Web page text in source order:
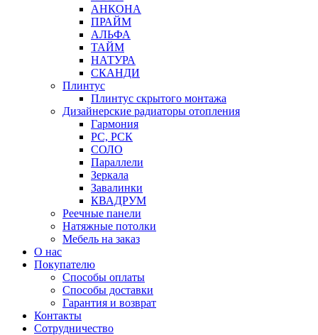
АНКОНА
ПРАЙМ
АЛЬФА
ТАЙМ
НАТУРА
СКАНДИ
Плинтус
Плинтус скрытого монтажа
Дизайнерские радиаторы отопления
Гармония
РС, РСК
СОЛО
Параллели
Зеркала
Завалинки
КВАДРУМ
Реечные панели
Натяжные потолки
Мебель на заказ
О нас
Покупателю
Способы оплаты
Способы доставки
Гарантия и возврат
Контакты
Сотрудничество